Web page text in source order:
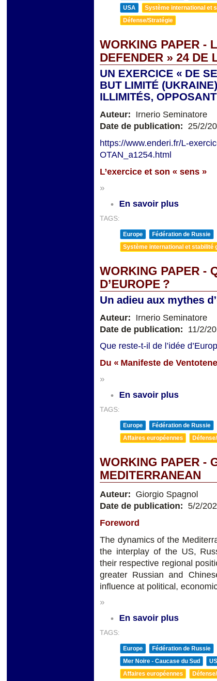
USA
Système international et
Défense/Stratégie
WORKING PAPER -
DEFENDER » 24 DE
UN EXERCICE « DE
BUT LIMITÉ
ILLIMITÉS,
Auteur: Irnerio Seminatore
Date de publication: 25/2/
https://www.enderi.fr/L-
OTAN_a1254.html
L’exercice et son « sens »
»
En savoir plus
TAGS:
Europe
Fédération de Russie
Système international et stabilité
WORKING PAPER -
D’EUROPE ?
Un adieu aux mythes
Auteur: Irnerio Seminatore
Date de publication: 11/2/
Que reste-t-il de l’idée
Du « Manifeste de
»
En savoir plus
TAGS:
Europe
Fédération de Russie
Affaires européennes
WORKING PAPER -
MEDITERRANEAN
Auteur: Giorgio Spagnol
Date de publication: 5/2/
Foreword
The dynamics of the
the interplay of the US,
their respective regional
greater Russian and
influence at political,
»
En savoir plus
TAGS:
Europe
Fédération de Russie
Mer Noire - Caucase du Sud
Affaires européennes